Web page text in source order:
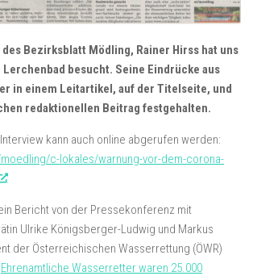
Bezirksblatt Mödling, Rainer Hirss hat uns
besucht. Seine Eindrücke aus
in einem Leitartikel, auf der Titelseite, und
redaktionellen Beitrag festgehalten.
kann auch online abgerufen werden:
c-lokales/warnung-vor-dem-corona-
Bericht von der Pressekonferenz mit
Ulrike Königsberger-Ludwig und Markus
der Österreichischen Wasserrettung (ÖWR)
Ehrenamtliche Wasserretter waren 25.000